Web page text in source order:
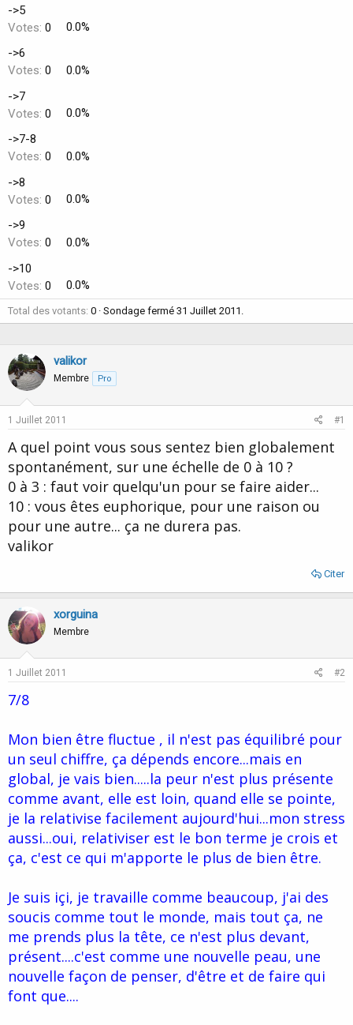
n
->5
Votes: 0
0.0%
->6
Votes: 0
0.0%
->7
Votes: 0
0.0%
->7-8
Votes: 0
0.0%
->8
Votes: 0
0.0%
->9
Votes: 0
0.0%
->10
Votes: 0 0.0%
Total des votants 0 Sondage fermé 31 Juillet 2011 .
valikor
Membre Pro
1 Juillet 2011 #1
A quel point vous sous sentez bien globalement
spontanément, sur une échelle de 0 à 10 ?
0 à 3 : faut voir quelqu'un pour se faire aider...
10 : vous êtes euphorique, pour une raison ou
pour une autre... ça ne durera pas.
valikor
Citer
xorguina
Membre
1 Juillet 2011 #2
7/8
Mon bien être fluctue , il n'est pas équilibré pour
un seul chiffre, ça dépends encore...mais en
global, je vais bien.....la peur n'est plus présente
comme avant, elle est loin, quand elle se pointe,
je la relativise facilement aujourd'hui...mon stress
aussi...oui, relativiser est le bon terme je crois et
ça, c'est ce qui m'apporte le plus de bien être.
Je suis içi, je travaille comme beaucoup, j'ai des
soucis comme tout le monde, mais tout ça, ne
me prends plus la tête, ce n'est plus devant,
présent....c'est comme une nouvelle peau, une
nouvelle façon de penser, d'être et de faire qui
font que....